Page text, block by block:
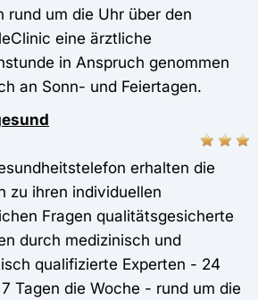
rund um die Uhr über den
eine ärztliche
in Anspruch genommen
an Sonn- und Feiertagen.
erhalten die
zu ihren individuellen
Fragen qualitätsgesicherte
durch medizinisch und
qualifizierte Experten - 24
Tagen die Woche - rund um die